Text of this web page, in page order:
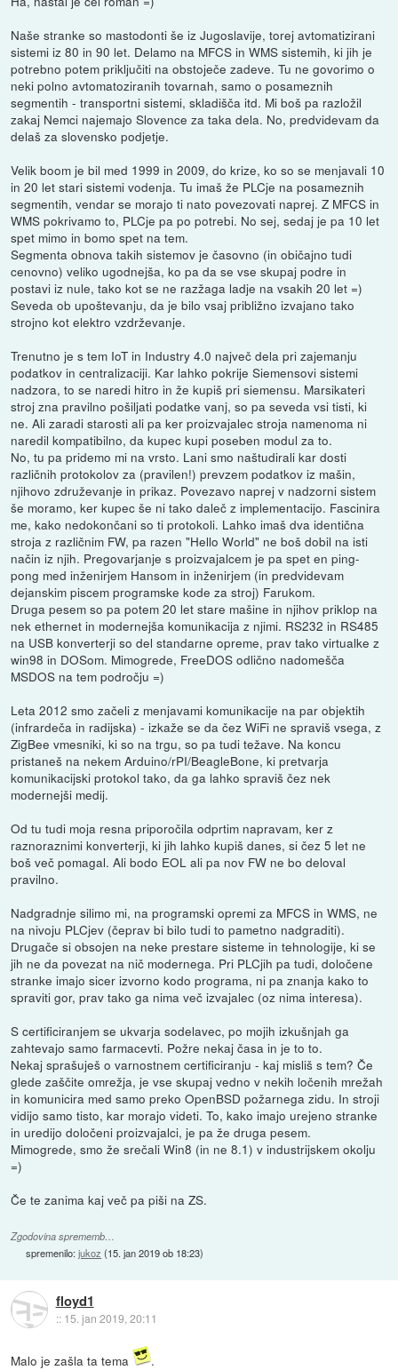
Naše stranke so mastodonti še iz Jugoslavije, torej avtomatizirani
sistemi iz 80 in 90 let. Delamo na MFCS in WMS sistemih, ki jih je
potrebno potem priključiti na obstoječe zadeve. Tu ne govorimo o
neki polno avtomatoziranih tovarnah, samo o posameznih
segmentih - transportni sistemi, skladišča itd. Mi boš pa razložil
zakaj Nemci najemajo Slovence za taka dela. No, predvidevam da
delaš za slovensko podjetje.
Velik boom je bil med 1999 in 2009, do krize, ko so se menjavali 10
in 20 let stari sistemi vodenja. Tu imaš že PLCje na posameznih
segmentih, vendar se morajo ti nato povezovati naprej. Z MFCS in
WMS pokrivamo to, PLCje pa po potrebi. No sej, sedaj je pa 10 let
spet mimo in bomo spet na tem.
Segmenta obnova takih sistemov je časovno (in običajno tudi
cenovno) veliko ugodnejša, ko pa da se vse skupaj podre in
postavi iz nule, tako kot se ne razžaga ladje na vsakih 20 let =)
Seveda ob upoštevanju, da je bilo vsaj približno izvajano tako
strojno kot elektro vzdrževanje.
Trenutno je s tem IoT in Industry 4.0 največ dela pri zajemanju
podatkov in centralizaciji. Kar lahko pokrije Siemensovi sistemi
nadzora, to se naredi hitro in že kupiš pri siemensu. Marsikateri
stroj zna pravilno pošiljati podatke vanj, so pa seveda vsi tisti, ki
ne. Ali zaradi starosti ali pa ker proizvajalec stroja namenoma ni
naredil kompatibilno, da kupec kupi poseben modul za to.
No, tu pa pridemo mi na vrsto. Lani smo naštudirali kar dosti
različnih protokolov za (pravilen!) prevzem podatkov iz mašin,
njihovo združevanje in prikaz. Povezavo naprej v nadzorni sistem
še moramo, ker kupec še ni tako daleč z implementacijo. Fascinira
me, kako nedokončani so ti protokoli. Lahko imaš dva identična
stroja z različnim FW, pa razen "Hello World" ne boš dobil na isti
način iz njih. Pregovarjanje s proizvajalcem je pa spet en ping-
pong med inženirjem Hansom in inženirjem (in predvidevam
dejanskim piscem programske kode za stroj) Farukom.
Druga pesem so pa potem 20 let stare mašine in njihov priklop na
nek ethernet in modernejša komunikacija z njimi. RS232 in RS485
na USB konverterji so del standarne opreme, prav tako virtualke z
win98 in DOSom. Mimogrede, FreeDOS odlično nadomešča
MSDOS na tem področju =)
Leta 2012 smo začeli z menjavami komunikacije na par objektih
(infrardeča in radijska) - izkaže se da čez WiFi ne spraviš vsega, z
ZigBee vmesniki, ki so na trgu, so pa tudi težave. Na koncu
pristaneš na nekem Arduino/rPI/BeagleBone, ki pretvarja
komunikacijski protokol tako, da ga lahko spraviš čez nek
modernejši medij.
Od tu tudi moja resna priporočila odprtim napravam, ker z
raznoraznimi konverterji, ki jih lahko kupiš danes, si čez 5 let ne
boš več pomagal. Ali bodo EOL ali pa nov FW ne bo deloval
pravilno.
Nadgradnje silimo mi, na programski opremi za MFCS in WMS, ne
na nivoju PLCjev (čeprav bi bilo tudi to pametno nadgraditi).
Drugače si obsojen na neke prestare sisteme in tehnologije, ki se
jih ne da povezat na nič modernega. Pri PLCjih pa tudi, določene
stranke imajo sicer izvorno kodo programa, ni pa znanja kako to
spraviti gor, prav tako ga nima več izvajalec (oz nima interesa).
S certificiranjem se ukvarja sodelavec, po mojih izkušnjah ga
zahtevajo samo farmacevti. Požre nekaj časa in je to to.
Nekaj sprašuješ o varnostnem certificiranju - kaj misliš s tem? Če
glede zaščite omrežja, je vse skupaj vedno v nekih ločenih mrežah
in komunicira med samo preko OpenBSD požarnega zidu. In stroji
vidijo samo tisto, kar morajo videti. To, kako imajo urejeno stranke
in uredijo določeni proizvajalci, je pa že druga pesem.
Mimogrede, smo že srečali Win8 (in ne 8.1) v industrijskem okolju
=)
Če te zanima kaj več pa piši na ZS.
Zgodovina sprememb…
spremenilo:jukoz (15. jan 2019 ob 18:23)
floyd1
:: 15. jan 2019, 20:11
Malo je zašla ta tema .